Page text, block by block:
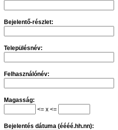
Bejelentő-részlet:
Településnév:
Felhasználónév:
Magasság:
<= x <=
Bejelentés dátuma (éééé.hh.nn):